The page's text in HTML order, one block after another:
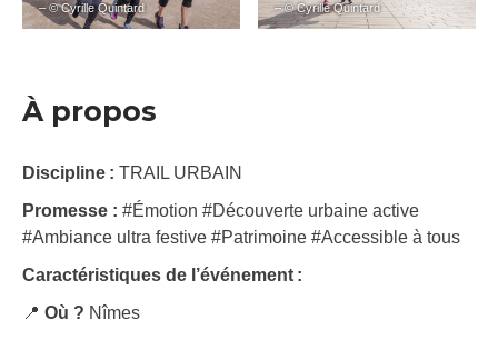
– © Cyrille Quintard – © Cyrille Quintard
À propos
Discipline : TRAIL URBAIN
Promesse : #Émotion #Découverte urbaine active
#Ambiance ultra festive #Patrimoine #Accessible à tous
Caractéristiques de l’événement :
📍 Où ? Nîmes